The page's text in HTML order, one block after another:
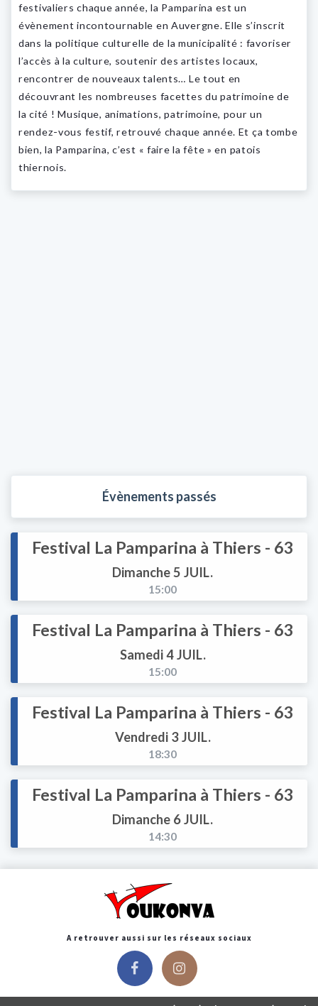
festivaliers chaque année, la Pamparina est un
évènement incontournable en Auvergne. Elle s’inscrit
dans la politique culturelle de la municipalité : favoriser
l’accès à la culture, soutenir des artistes locaux,
rencontrer de nouveaux talents… Le tout en
découvrant les nombreuses facettes du patrimoine de
la cité ! Musique, animations, patrimoine, pour un
rendez-vous festif, retrouvé chaque année. Et ça tombe
bien, la Pamparina, c’est « faire la fête » en patois
thiernois.
Évènements passés
Festival La Pamparina à Thiers - 63
Dimanche 5 JUIL.
15:00
Festival La Pamparina à Thiers - 63
Samedi 4 JUIL.
15:00
Festival La Pamparina à Thiers - 63
Vendredi 3 JUIL.
18:30
Festival La Pamparina à Thiers - 63
Dimanche 6 JUIL.
14:30
A retrouver aussi sur les réseaux sociaux